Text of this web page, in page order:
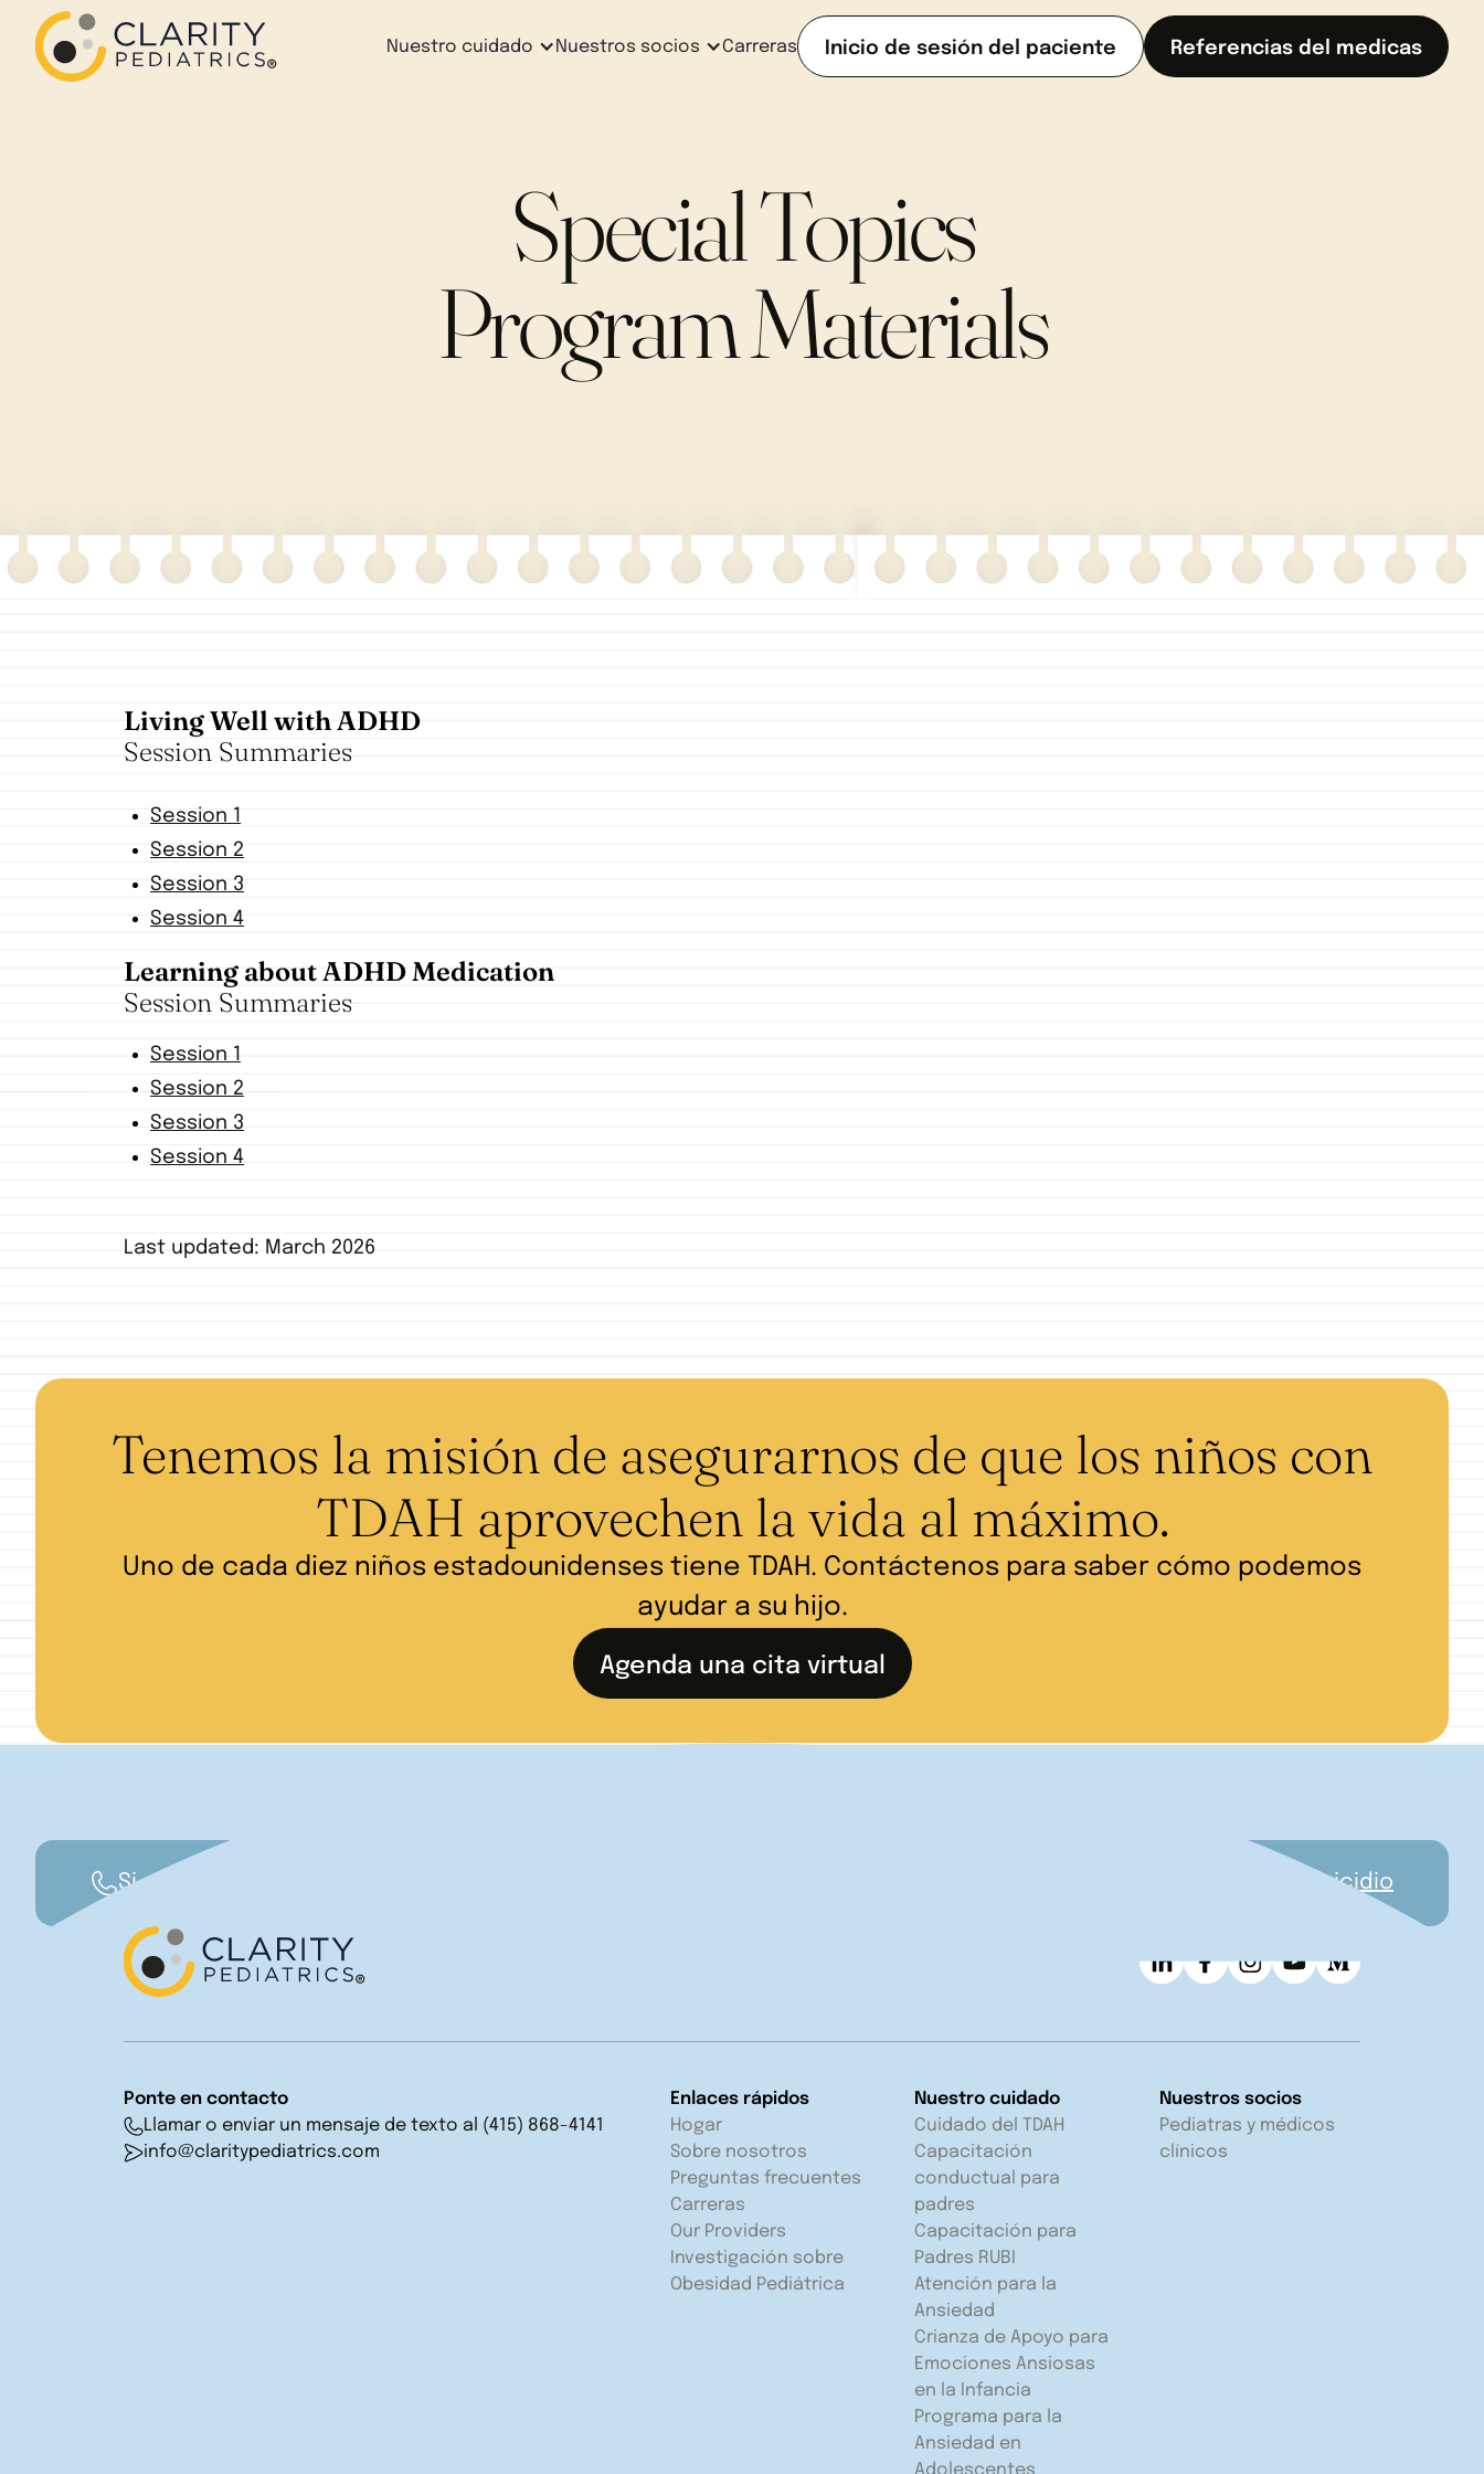
Nuestro cuidado Nuestros socios Carreras Inicio de sesión del paciente Referencias del medicas
Special Topics
Program Materials
Living Well with ADHD
Session Summaries
Session 1
Session 2
Session 3
Session 4
Learning about ADHD Medication
Session Summaries
Session 1
Session 2
Session 3
Session 4
Last updated: March 2026
Tenemos la misión de asegurarnos de que los niños con
TDAH aprovechen la vida al máximo.
Uno de cada diez niños estadounidenses tiene TDAH. Contáctenos para saber cómo podemos
ayudar a su hijo.
Agenda una cita virtual
Si se trata de una emergencia que pone en peligro la vida, llame al 911 o a la Línea Nacional de Prevención del Suicidio
Ponte en contacto
Llamar o enviar un mensaje de texto al (415) 868-4141
info@claritypediatrics.com
Enlaces rápidos
Hogar
Sobre nosotros
Preguntas frecuentes
Carreras
Our Providers
Investigación sobre
Obesidad Pediátrica
Nuestro cuidado
Cuidado del TDAH
Capacitación
conductual para
padres
Capacitación para
Padres RUBI
Atención para la
Ansiedad
Crianza de Apoyo para
Emociones Ansiosas
en la Infancia
Programa para la
Ansiedad en
Nuestros socios
Pediatras y médicos
clínicos